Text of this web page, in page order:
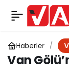
Haberler
Van
Van Gölü’nde dip
çamuru